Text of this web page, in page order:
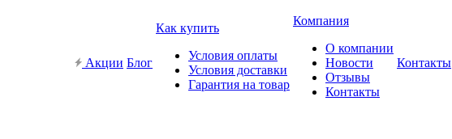
Акции Блог
Как купить
Условия оплаты
Условия доставки
Гарантия на товар
Компания
О компании
Новости
Отзывы
Контакты
Контакты